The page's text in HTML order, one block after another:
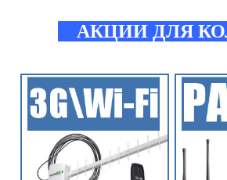
АКЦИИ ДЛЯ